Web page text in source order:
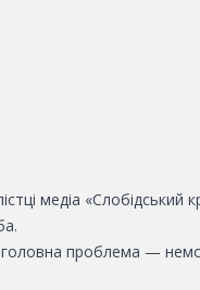
медіа «Слобідський
головна проблема —